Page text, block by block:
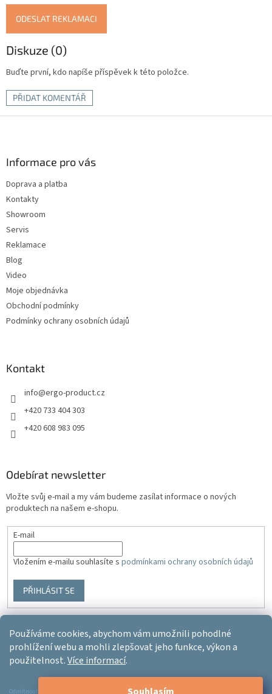
Používáme cookies, abychom vám umožnili pohodlné
prohlížení webu a mohli zlepšovat jeho funkce, výkon a
použitelnost.Více informací.
Odmítnout
ODESLAT REKLAMACI
Diskuze (0)
Buďte první, kdo napíše příspěvek k této položce.
PŘIDAT KOMENTÁŘ
Informace pro vás
Doprava a platba
Kontakty
Showroom
Servis
Reklamace
Blog
Video
Moje objednávka
Obchodní podmínky
Podmínky ochrany osobních údajů
Kontakt
info@ergo-product.cz
+420 733 404 303
+420 608 983 095
Odebírat newsletter
Vložte svůj e-mail a my vám budeme zasílat informace o nových
produktech na našem e-shopu.
E-mail
Vložením e-mailu souhlasíte s podmínkami ochrany osobních údajů
PŘIHLÁSIT SE
Vytvořil Shoptet
Copyright 2026Ergo-product. Všechna práva vyhrazena.Upravit